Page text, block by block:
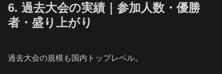
6. 過去大会の実績｜参加人数・優勝
者・盛り上がり
過去大会の規模も国内トップレベル。